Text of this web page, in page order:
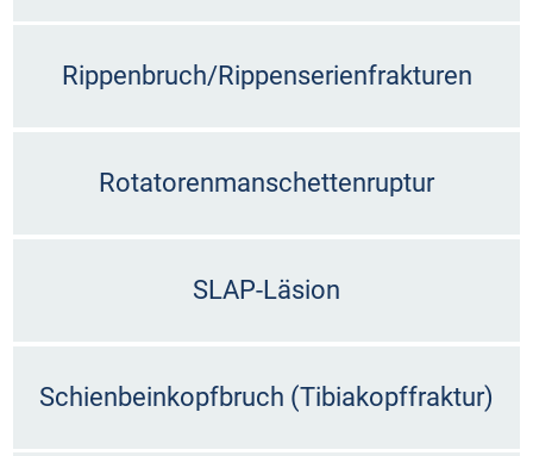
Rippenbruch/Rippenserienfrakturen
Rotatorenmanschettenruptur
SLAP-Läsion
Schienbeinkopfbruch (Tibiakopffraktur)